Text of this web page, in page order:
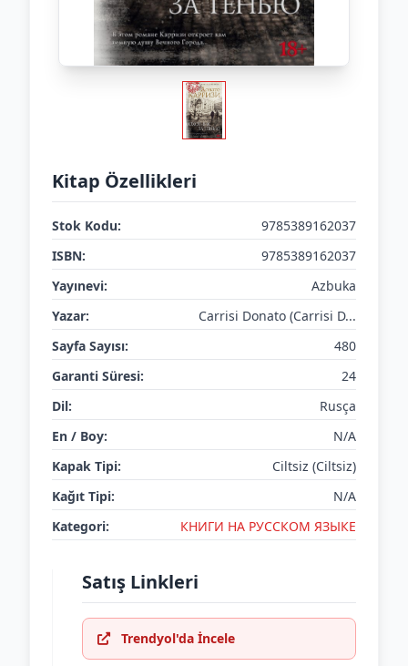
Kitap Özellikleri
Stok Kodu:
9785389162037
ISBN:
9785389162037
Yayınevi:
Azbuka
Yazar:
Carrisi Donato (Carrisi D...
Sayfa Sayısı:
480
Garanti Süresi:
24
Dil:
Rusça
En / Boy:
N/A
Kapak Tipi:
Ciltsiz (Ciltsiz)
Kağıt Tipi:
N/A
Kategori:
КНИГИ НА РУССКОМ ЯЗЫКЕ
Satış Linkleri
Trendyol'da İncele